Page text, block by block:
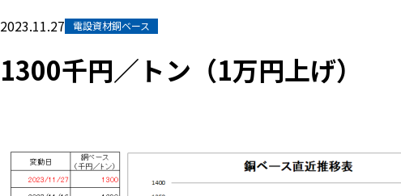
2023.11.27 電設資材銅ベース
1300千円／トン（1万円上げ）